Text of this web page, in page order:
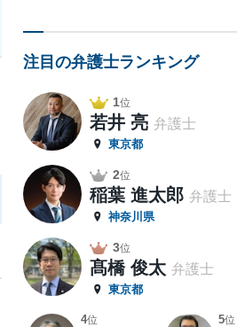
注目の弁護士ランキング
1位
若井 亮 弁護士
東京都
2位
稲葉 進太郎 弁護士
神奈川県
3位
髙橋 俊太 弁護士
東京都
4位 5位